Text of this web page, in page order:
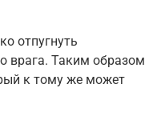
отпугнуть
врага. Таким образом
к тому же может